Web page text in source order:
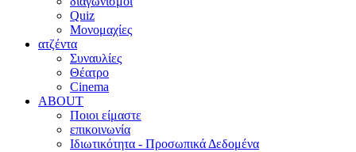
Quiz
Μονομαχίες
ατζέντα
Συναυλίες
Θέατρο
Cinema
ABOUT
Ποιοι είμαστε
επικοινωνία
Ιδιωτικότητα - Προσωπικά Δεδομένα